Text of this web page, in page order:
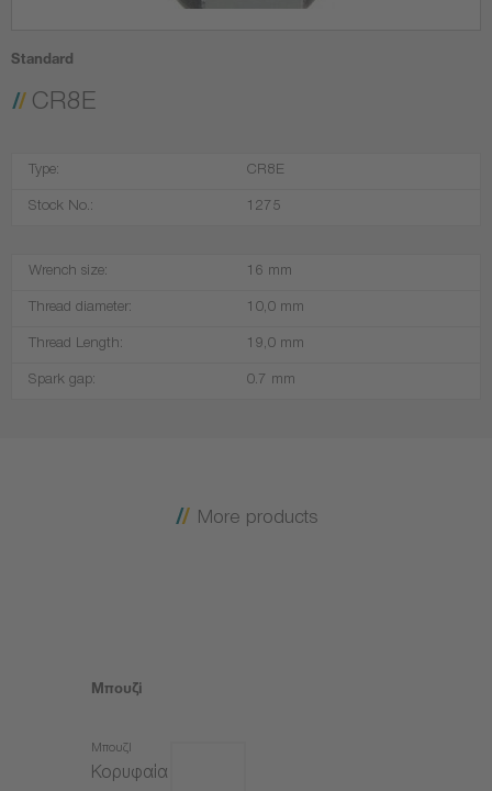
Standard
CR8E
Type: CR8E
Stock No.: 1275
Wrench size: 16 mm
Thread diameter: 10,0 mm
Thread Length: 19,0 mm
Spark gap: 0.7 mm
More products
Μπουζί
Μπουζί
Κορυφαία